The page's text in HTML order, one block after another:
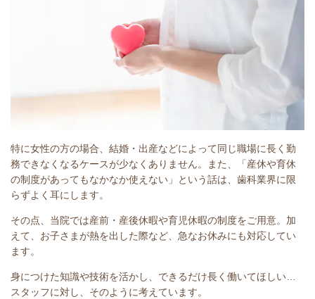
特に女性の方の場合、結婚・出産などによって同じ職場に長く勤
務できなくなるケースが少なくありません。また、「産休や育休
の制度があってもなかなか使えない」という話は、歯科業界に限
らずよく耳にします。
その点、当院では産前・産後休暇や育児休暇の制度をご用意。加
えて、お子さまが熱を出した際など、急なお休みにも対応してい
ます。
身につけた知識や技術を活かし、できるだけ長く働いてほしい…
スタッフに対し、そのように考えています。